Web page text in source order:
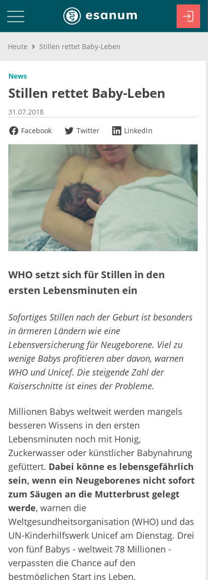
Heute Stillen rettet Baby-Leben
News
Stillen rettet Baby-Leben
31.07.2018
Facebook
Twitter LinkedIn
WHO setzt sich für Stillen in den
ersten Lebensminuten ein
Sofortiges Stillen nach der Geburt ist besonders
in ärmeren Ländern wie eine
Lebensversicherung für Neugeborene. Viel zu
wenige Babys profitieren aber davon, warnen
WHO und Unicef. Die steigende Zahl der
Kaiserschnitte ist eines der Probleme.
Millionen Babys weltweit werden mangels
besseren Wissens in den ersten
Lebensminuten noch mit Honig,
Zuckerwasser oder künstlicher Babynahrung
gefüttert. Dabei könne es lebensgefährlich
sein, wenn ein Neugeborenes nicht sofort
zum Säugen an die Mutterbrust gelegt
werde, warnen die
Weltgesundheitsorganisation (WHO) und das
UN-Kinderhilfswerk Unicef am Dienstag. Drei
von fünf Babys - weltweit 78 Millionen -
verpassten die Chance auf den
bestmöglichen Start ins Leben.